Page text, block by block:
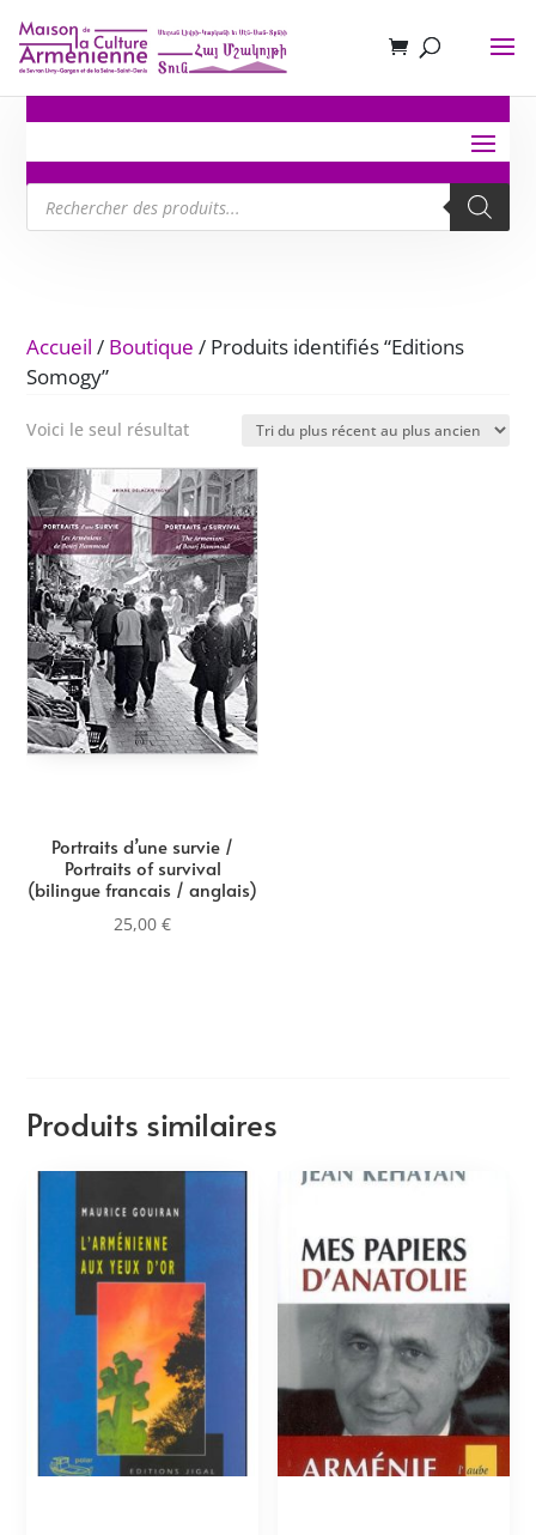
Recherche
de
produits
Accueil / Boutique / Produits identifiés “Editions
Somogy”
Voici le seul résultat
Portraits d’une survie /
Portraits of survival
(bilingue francais / anglais)
25,00€
Produits similaires